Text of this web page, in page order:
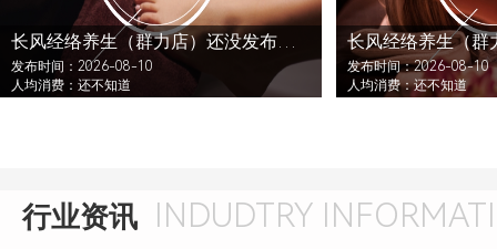
长风经络养生（群力店）还没发布活动
发布时间：2026-08-10
人均消费：还不知道
发布时间：2026-08-10
人均消费：还不知道
行业资讯 INDUDTRY